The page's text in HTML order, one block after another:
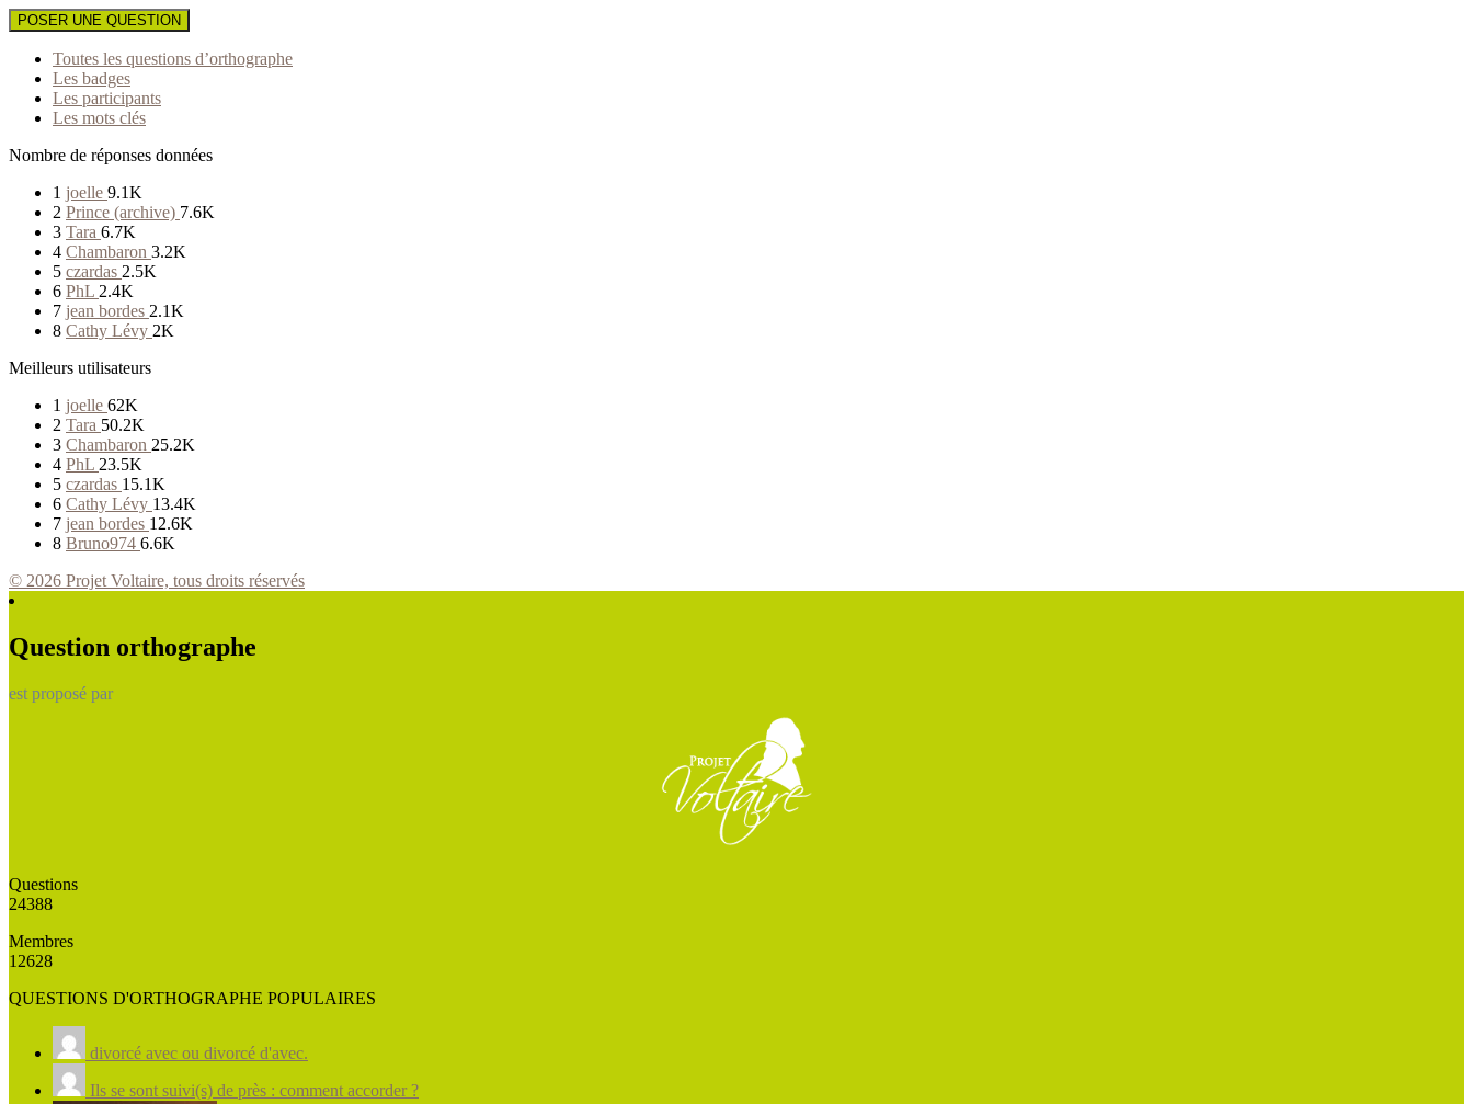
POSER UNE QUESTION
Toutes les questions d’orthographe
Les badges
Les participants
Les mots clés
Nombre de réponses données
1 joelle 9.1K
2 Prince (archive) 7.6K
3 Tara 6.7K
4 Chambaron 3.2K
5 czardas 2.5K
6 PhL 2.4K
7 jean bordes 2.1K
8 Cathy Lévy 2K
Meilleurs utilisateurs
1 joelle 62K
2 Tara 50.2K
3 Chambaron 25.2K
4 PhL 23.5K
5 czardas 15.1K
6 Cathy Lévy 13.4K
7 jean bordes 12.6K
8 Bruno974 6.6K
© 2026 Projet Voltaire, tous droits réservés
Question orthographe
est proposé par
Questions
24388
Membres
12628
QUESTIONS D'ORTHOGRAPHE POPULAIRES
divorcé avec ou divorcé d'avec.
Ils se sont suivi(s) de près : comment accorder ?